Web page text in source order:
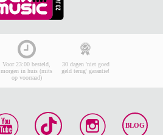
Voor 23:00 besteld,
morgen in huis (mits
op voorraad)
30 dagen 'niet goed
geld terug' garantie!
BLOG